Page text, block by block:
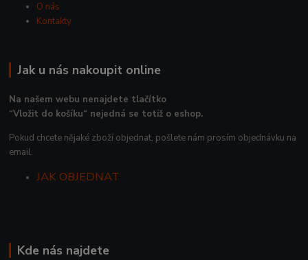
O nás
Kontakty
Jak u nás nakoupit online
Na našem webu nenajdete tlačítko
“Vložit do košíku“ nejedná se totiž o eshop.
Pokud chcete nějaké zboží objednat, pošlete nám prosím objednávku na
email.
JAK OBJEDNAT
Kde nás najdete